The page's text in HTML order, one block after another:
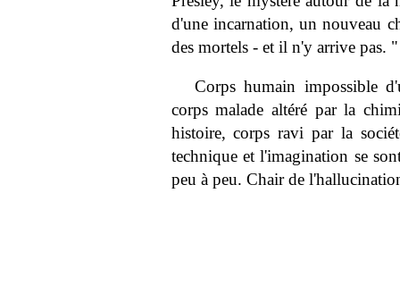
d'une incarnation, un nouveau
des mortels - et il n'y arrive pas. "
Corps humain impossible
corps malade altéré par la
histoire, corps ravi par la
technique et l'imagination se
peu à peu. Chair de